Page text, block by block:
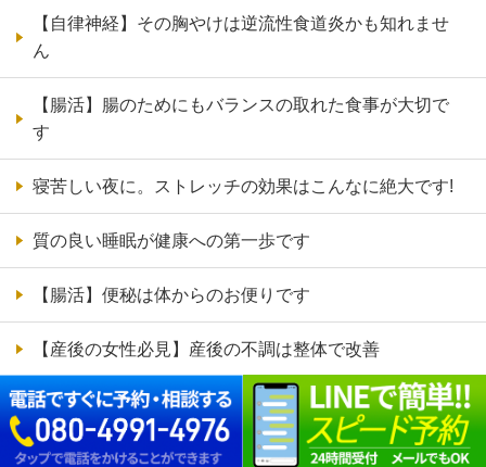
【自律神経】その胸やけは逆流性食道炎かも知れませ
ん
【腸活】腸のためにもバランスの取れた食事が大切で
す
寝苦しい夜に。ストレッチの効果はこんなに絶大です!
質の良い睡眠が健康への第一歩です
【腸活】便秘は体からのお便りです
【産後の女性必見】産後の不調は整体で改善
【腸活】腸内環境の重要性を知っていますか？